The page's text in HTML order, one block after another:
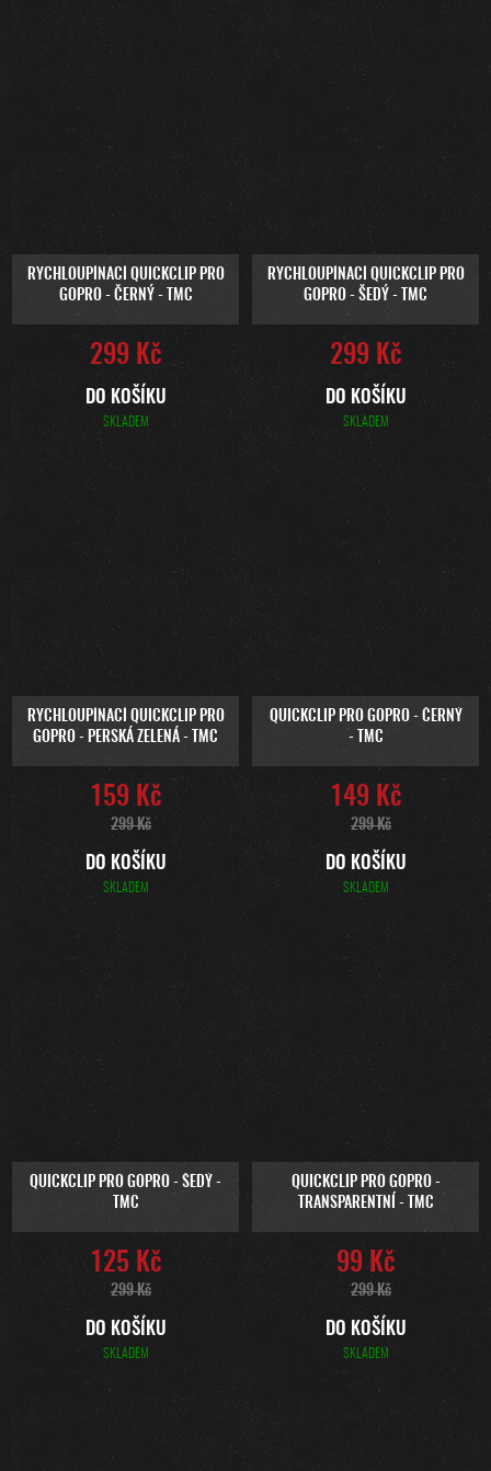
RYCHLOUPÍNACÍ QUICKCLIP PRO
GOPRO - ČERNÝ - TMC
299 Kč
DO KOŠÍKU
SKLADEM
RYCHLOUPÍNACÍ QUICKCLIP PRO
GOPRO - ŠEDÝ - TMC
299 Kč
DO KOŠÍKU
SKLADEM
RYCHLOUPÍNACÍ QUICKCLIP PRO
GOPRO - PERSKÁ ZELENÁ - TMC
159 Kč
299 Kč
DO KOŠÍKU
SKLADEM
QUICKCLIP PRO GOPRO - ČERNÝ
- TMC
149 Kč
299 Kč
DO KOŠÍKU
SKLADEM
QUICKCLIP PRO GOPRO - ŠEDÝ -
TMC
125 Kč
299 Kč
DO KOŠÍKU
SKLADEM
QUICKCLIP PRO GOPRO -
TRANSPARENTNÍ - TMC
99 Kč
299 Kč
DO KOŠÍKU
SKLADEM